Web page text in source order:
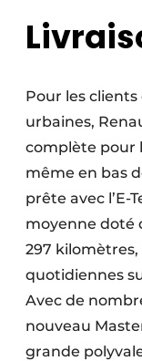
Pour les
urbaines,
complète pour
même en bas
prête avec l’E-
moyenne doté
297
quotidiennes
Avec de
nouveau
grande